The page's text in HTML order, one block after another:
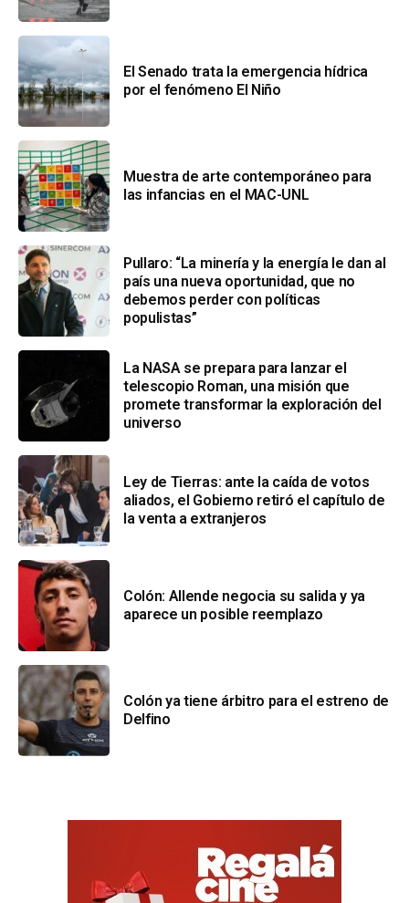
El Senado trata la emergencia hídrica
por el fenómeno El Niño
Muestra de arte contemporáneo para
las infancias en el MAC-UNL
Pullaro: “La minería y la energía le dan al
país una nueva oportunidad, que no
debemos perder con políticas
populistas”
La NASA se prepara para lanzar el
telescopio Roman, una misión que
promete transformar la exploración del
universo
Ley de Tierras: ante la caída de votos
aliados, el Gobierno retiró el capítulo de
la venta a extranjeros
Colón: Allende negocia su salida y ya
aparece un posible reemplazo
Colón ya tiene árbitro para el estreno de
Delfino